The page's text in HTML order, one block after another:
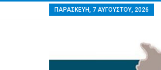
ΠΑΡΑΣΚΕΥΉ, 7 ΑΥΓΟΎΣΤΟΥ, 2026